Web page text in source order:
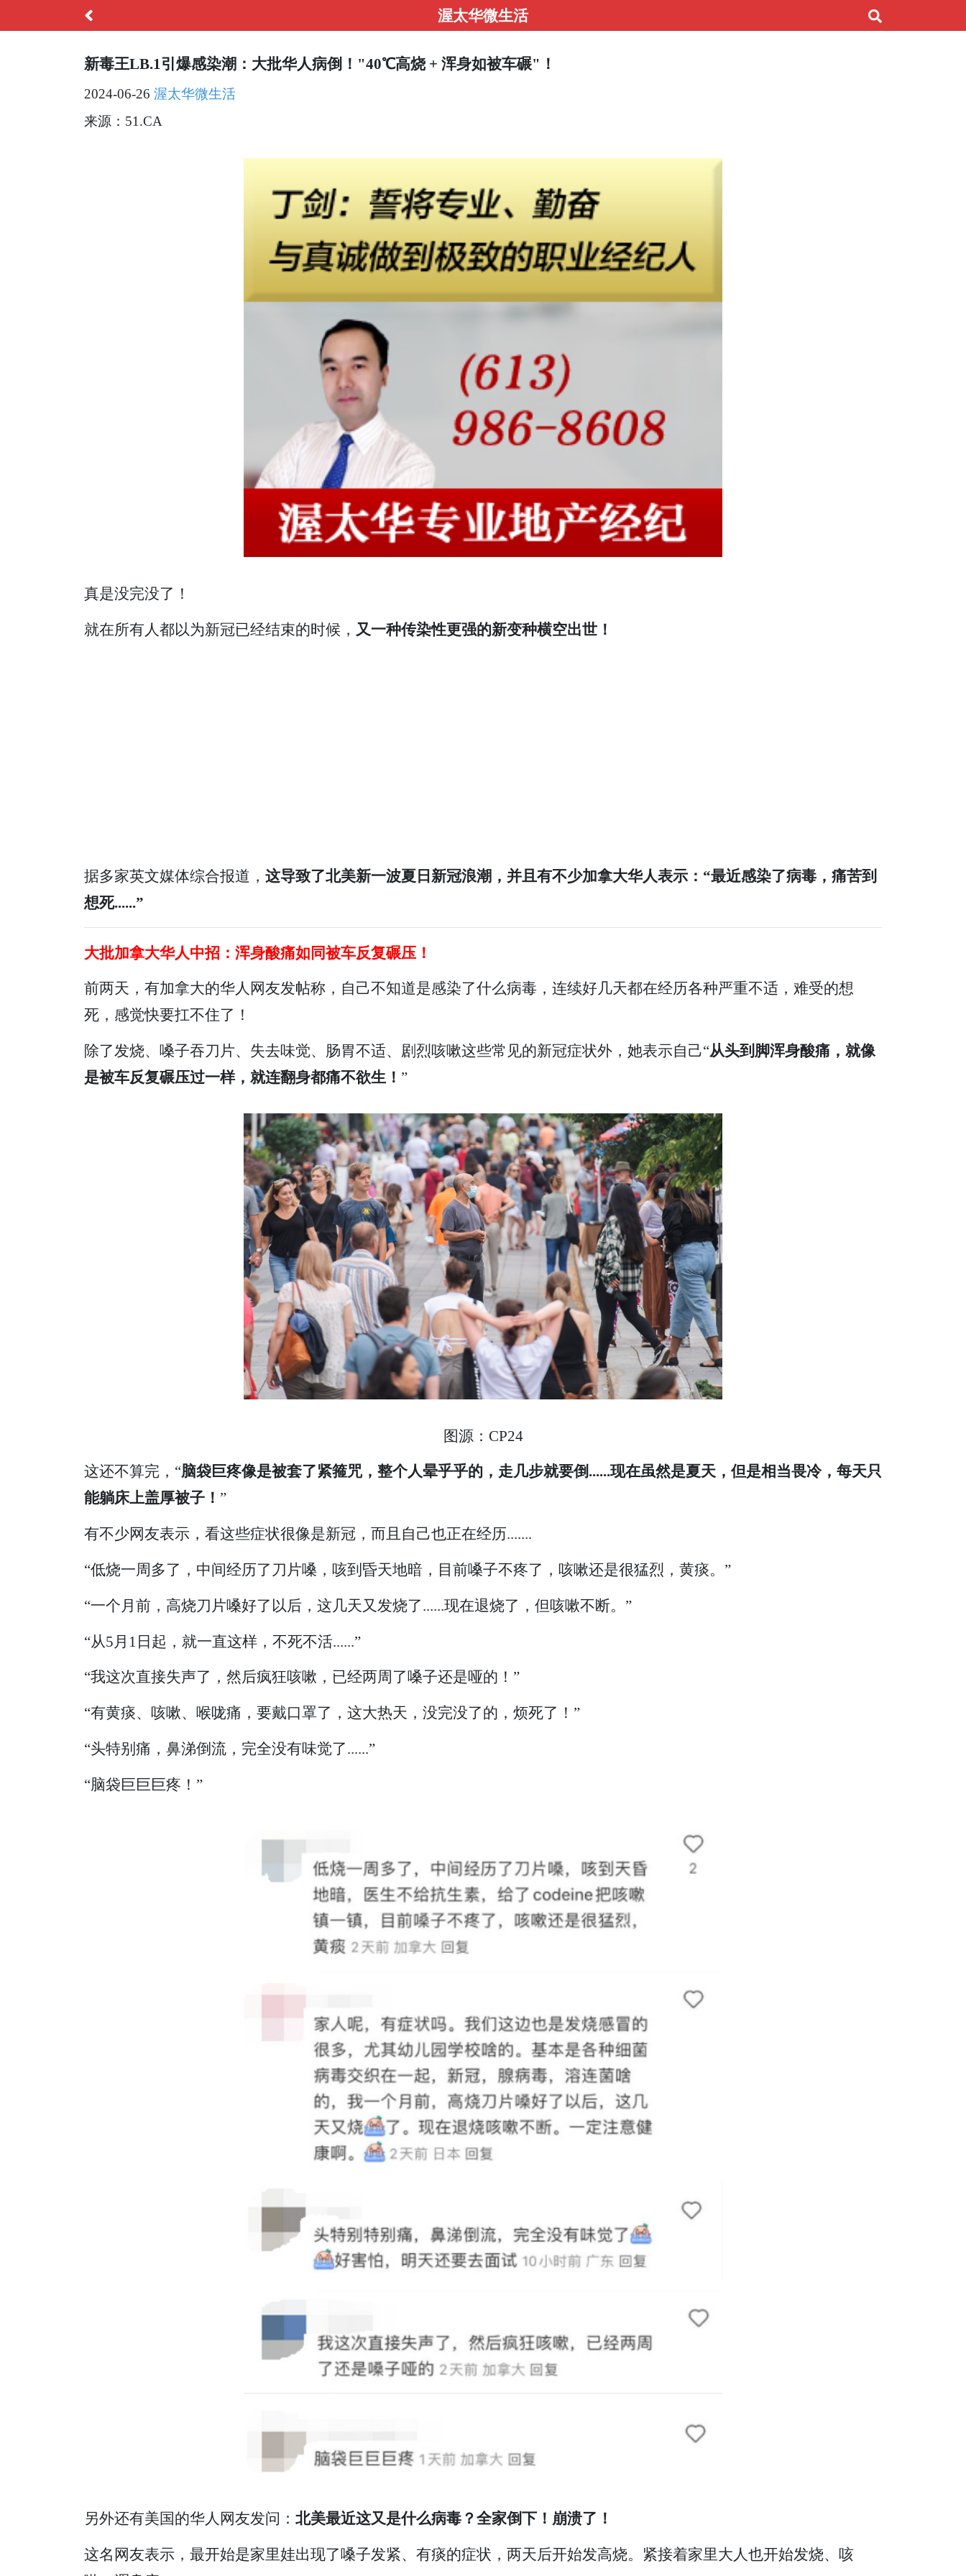
渥太华微生活
新毒王LB.1引爆感染潮：大批华人病倒！"40℃高烧 + 浑身如被车碾"！
2024-06-26 渥太华微生活
来源：51.CA
真是没完没了！
就在所有人都以为新冠已经结束的时候， 又一种传染性更强的新变种横空出世！
据多家英文媒体综合报道， 这导致了北美新一波夏日新冠浪潮，并且有不少加拿大华人表示：“最近感染了病毒，痛苦到
想死......”
大批加拿大华人中招：浑身酸痛如同被车反复碾压！
前两天，有加拿大的华人网友发帖称，自己不知道是感染了什么病毒，连续好几天都在经历各种严重不适，难受的想
死，感觉快要扛不住了！
除了发烧、嗓子吞刀片、失去味觉、肠胃不适、剧烈咳嗽这些常见的新冠症状外，她表示自己“从头到脚浑身酸痛，就像
是被车反复碾压过一样，就连翻身都痛不欲生！ ”
图源：CP24
这还不算完，“脑袋巨疼像是被套了紧箍咒，整个人晕乎乎的，走几步就要倒......现在虽然是夏天，但是相当畏冷，每天只
能躺床上盖厚被子！ ”
有不少网友表示，看这些症状很像是新冠，而且自己也正在经历.......
“低烧一周多了，中间经历了刀片嗓，咳到昏天地暗，目前嗓子不疼了，咳嗽还是很猛烈，黄痰。”
“一个月前，高烧刀片嗓好了以后，这几天又发烧了......现在退烧了，但咳嗽不断。”
“从5月1日起，就一直这样，不死不活......”
“我这次直接失声了，然后疯狂咳嗽，已经两周了嗓子还是哑的！”
“有黄痰、咳嗽、喉咙痛，要戴口罩了，这大热天，没完没了的，烦死了！”
“头特别痛，鼻涕倒流，完全没有味觉了......”
“脑袋巨巨巨疼！”
另外还有美国的华人网友发问： 北美最近这又是什么病毒？全家倒下！崩溃了！
这名网友表示，最开始是家里娃出现了嗓子发紧、有痰的症状，两天后开始发高烧。紧接着家里大人也开始发烧、咳